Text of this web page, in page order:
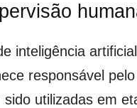
inteligência
responsável
sido utilizadas em